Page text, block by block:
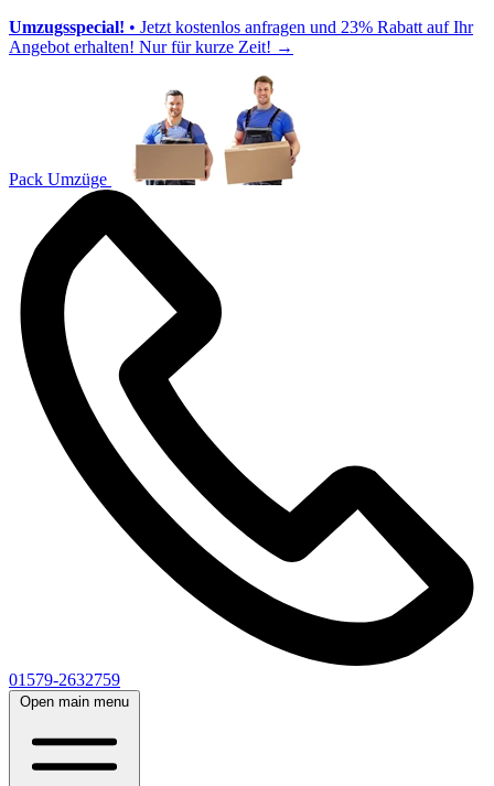
Umzugsspecial! • Jetzt kostenlos anfragen und 23% Rabatt auf Ihr
Angebot erhalten! Nur für kurze Zeit! →
Pack Umzüge
01579-2632759
Open main menu